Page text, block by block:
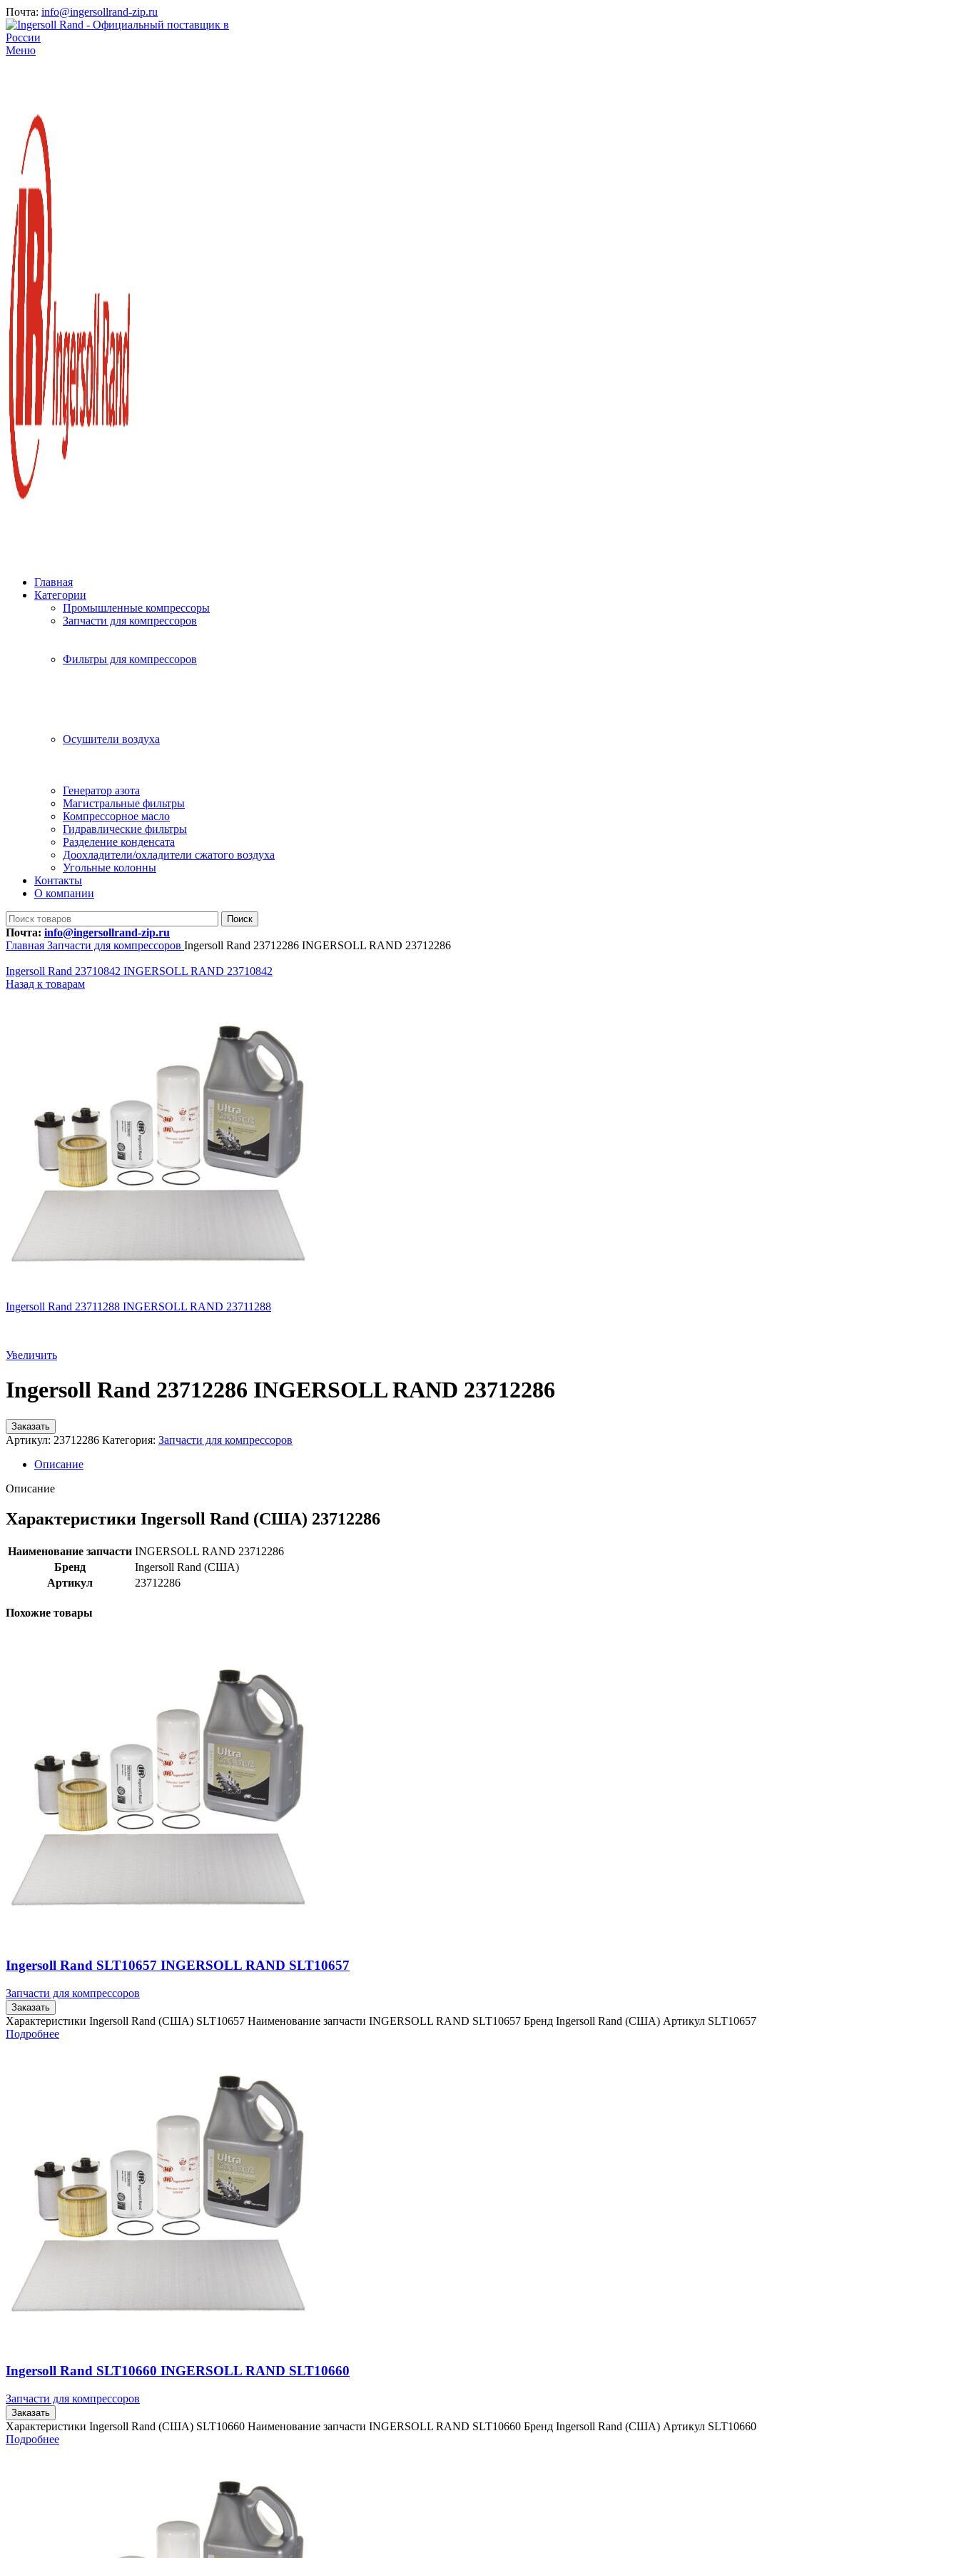
Почта: info@ingersollrand-zip.ru
Меню
Главная
Категории
Промышленные компрессоры
Запчасти для компрессоров
Фильтры для компрессоров
Осушители воздуха
Генератор азота
Магистральные фильтры
Компрессорное масло
Гидравлические фильтры
Разделение конденсата
Доохладители/охладители сжатого воздуха
Угольные колонны
Контакты
О компании
Поиск
Почта: info@ingersollrand-zip.ru
Главная Запчасти для компрессоров Ingersoll Rand 23712286 INGERSOLL RAND 23712286
Ingersoll Rand 23710842 INGERSOLL RAND 23710842
Назад к товарам
Ingersoll Rand 23711288 INGERSOLL RAND 23711288
Увеличить
Ingersoll Rand 23712286 INGERSOLL RAND 23712286
Заказать
Артикул: 23712286 Категория: Запчасти для компрессоров
Описание
Описание
Характеристики Ingersoll Rand (США) 23712286
Наименование запчасти INGERSOLL RAND 23712286
Бренд
Ingersoll Rand (США)
Артикул
23712286
Похожие товары
Ingersoll Rand SLT10657 INGERSOLL RAND SLT10657
Запчасти для компрессоров
Заказать
Характеристики Ingersoll Rand (США) SLT10657 Наименование запчасти INGERSOLL RAND SLT10657 Бренд Ingersoll Rand (США) Артикул SLT10657
Подробнее
Ingersoll Rand SLT10660 INGERSOLL RAND SLT10660
Запчасти для компрессоров
Заказать
Характеристики Ingersoll Rand (США) SLT10660 Наименование запчасти INGERSOLL RAND SLT10660 Бренд Ingersoll Rand (США) Артикул SLT10660
Подробнее